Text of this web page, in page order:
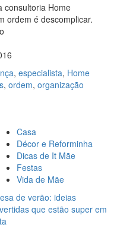
consultoria Home
ordem é descomplicar.
, especialista, Home
, ordem, organização
Casa
Décor e Reforminha
Dicas de It Mãe
Festas
Vida de Mãe
de verão: ideias
que estão super em